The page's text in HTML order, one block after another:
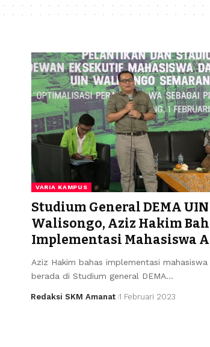
VARIA KAMPUS
Studium General DEMA UIN
Walisongo, Aziz Hakim
Implementasi Mahasiswa
Aziz Hakim bahas implementasi
berada di Studium general DEMA…
Redaksi SKM Amanat 1 Februari 2023